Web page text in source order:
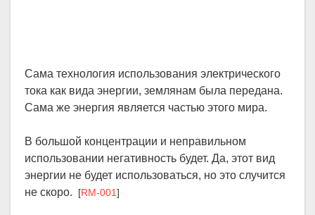
Сама технология использования электрического
тока как вида энергии, землянам была передана.
Сама же энергия является частью этого мира.
В большой концентрации и неправильном
использовании негативность будет. Да, этот вид
энергии не будет использоваться, но это случится
не скоро. [RM-001]